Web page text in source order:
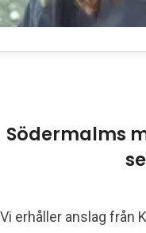
Södermalms
Vi erhåller anslag från